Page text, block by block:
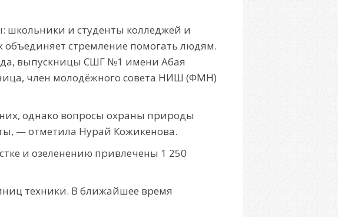
и студенты колледжей и
объединяет стремление помогать людям.
выпускницы СШГ №1 имени Абая
член молодёжного совета НИШ (ФМН)
однако вопросы охраны природы
— отметила Нурай Кожикенова.
и озеленению привлечены 1 250
техники. В ближайшее время